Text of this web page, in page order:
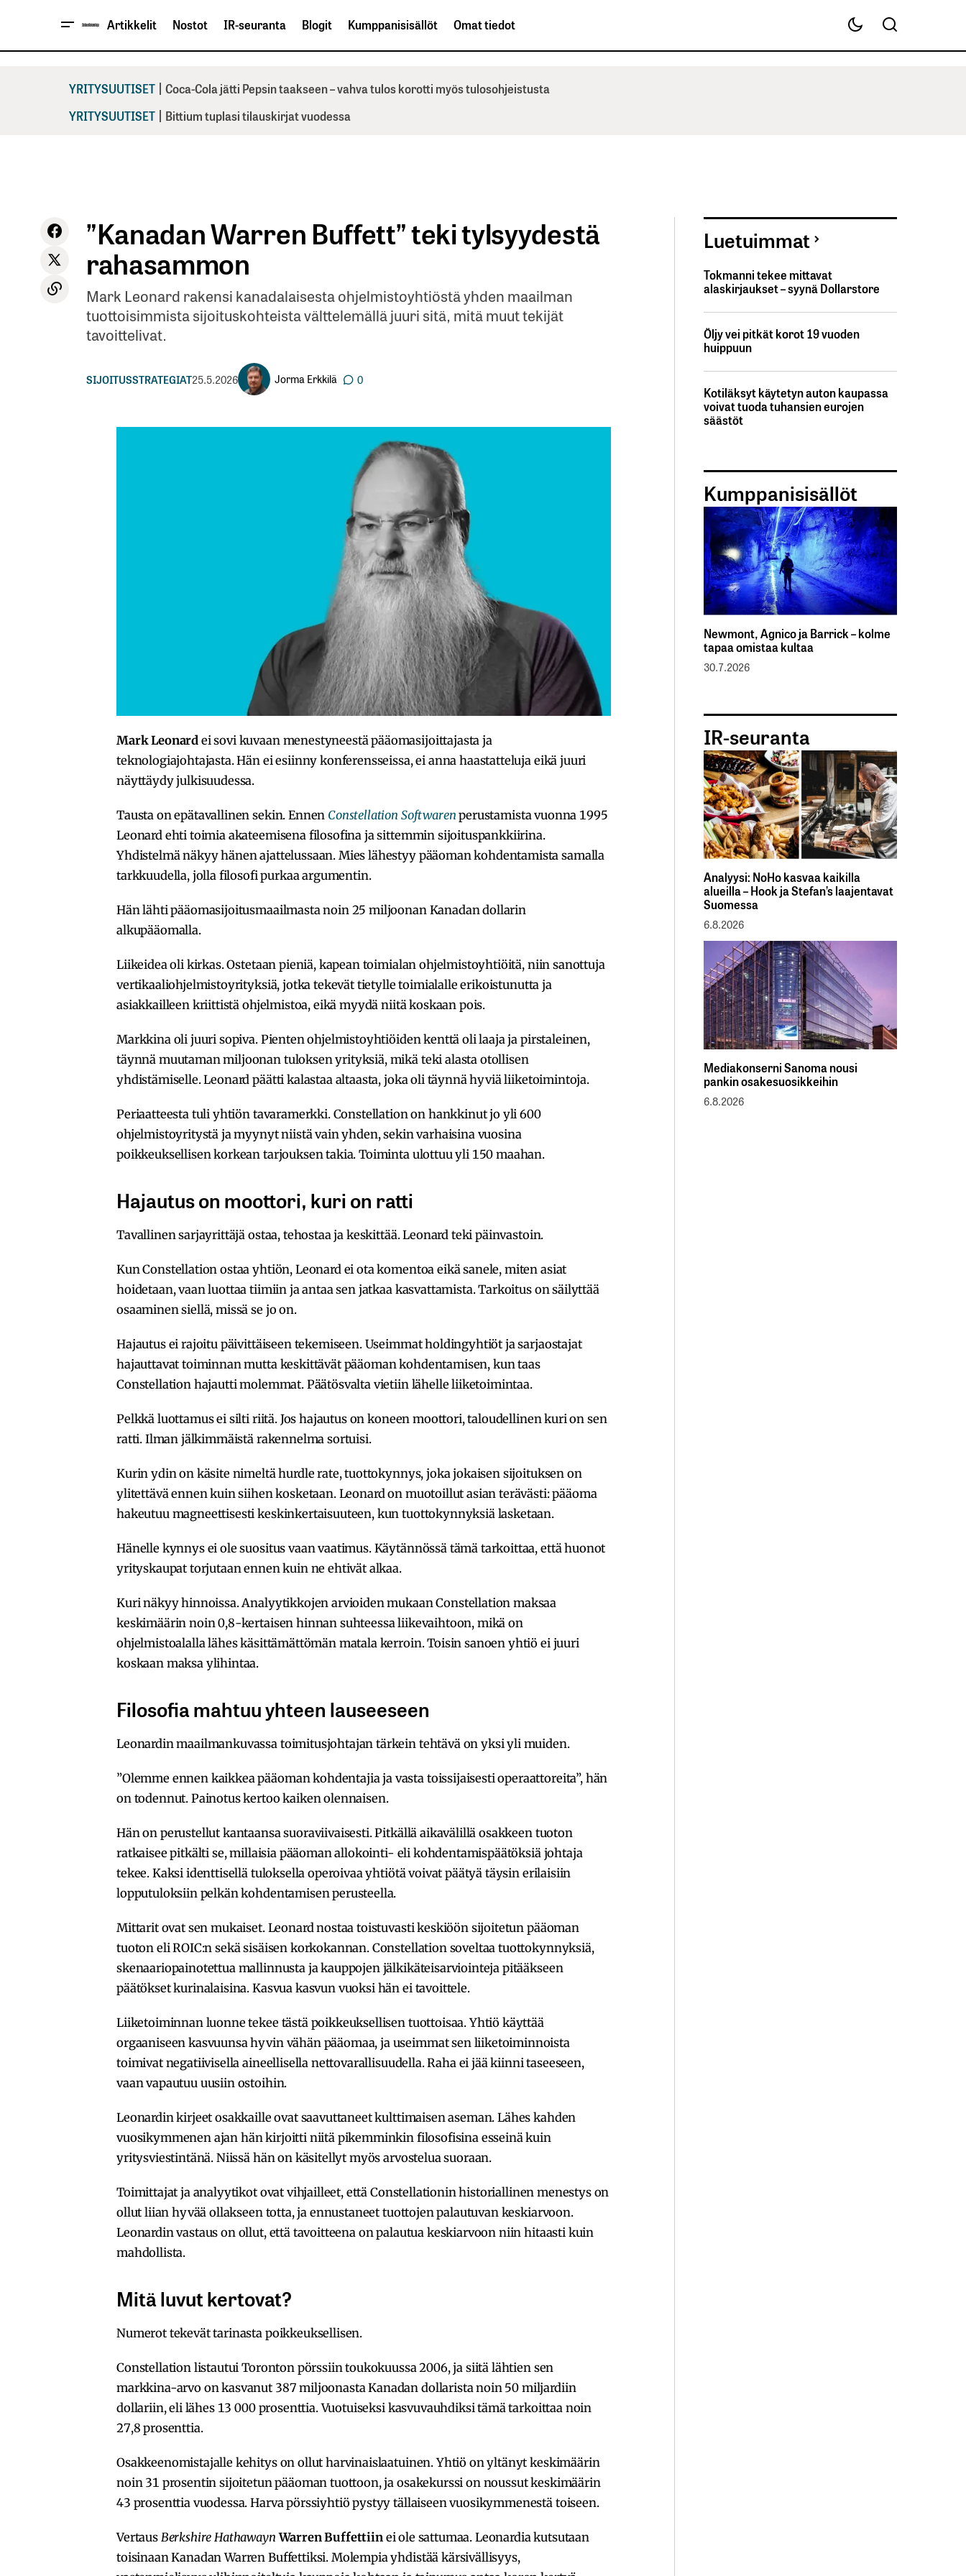
Artikkelit Nostot IR-seuranta Blogit Kumppanisisällöt Omat tiedot
YRITYSUUTISET | Coca-Cola jätti Pepsin taakseen – vahva tulos korotti myös tulosohjeistusta
YRITYSUUTISET | Bittium tuplasi tilauskirjat vuodessa
”Kanadan Warren Buffett” teki tylsyydestä
rahasammon
Mark Leonard rakensi kanadalaisesta ohjelmistoyhtiöstä yhden maailman
tuottoisimmista sijoituskohteista välttelemällä juuri sitä, mitä muut tekijät
tavoittelivat.
SIJOITUSSTRATEGIAT25.5.2026 Jorma Erkkilä 0
Mark Leonard ei sovi kuvaan menestyneestä pääomasijoittajasta ja
teknologiajohtajasta. Hän ei esiinny konferensseissa, ei anna haastatteluja eikä juuri
näyttäydy julkisuudessa.
Tausta on epätavallinen sekin. Ennen Constellation Softwaren perustamista vuonna 1995
Leonard ehti toimia akateemisena filosofina ja sittemmin sijoituspankkiirina.
Yhdistelmä näkyy hänen ajattelussaan. Mies lähestyy pääoman kohdentamista samalla
tarkkuudella, jolla filosofi purkaa argumentin.
Hän lähti pääomasijoitusmaailmasta noin 25 miljoonan Kanadan dollarin
alkupääomalla.
Liikeidea oli kirkas. Ostetaan pieniä, kapean toimialan ohjelmistoyhtiöitä, niin sanottuja
vertikaaliohjelmistoyrityksiä, jotka tekevät tietylle toimialalle erikoistunutta ja
asiakkailleen kriittistä ohjelmistoa, eikä myydä niitä koskaan pois.
Markkina oli juuri sopiva. Pienten ohjelmistoyhtiöiden kenttä oli laaja ja pirstaleinen,
täynnä muutaman miljoonan tuloksen yrityksiä, mikä teki alasta otollisen
yhdistämiselle. Leonard päätti kalastaa altaasta, joka oli täynnä hyviä liiketoimintoja.
Periaatteesta tuli yhtiön tavaramerkki. Constellation on hankkinut jo yli 600
ohjelmistoyritystä ja myynyt niistä vain yhden, sekin varhaisina vuosina
poikkeuksellisen korkean tarjouksen takia. Toiminta ulottuu yli 150 maahan.
Hajautus on moottori, kuri on ratti
Tavallinen sarjayrittäjä ostaa, tehostaa ja keskittää. Leonard teki päinvastoin.
Kun Constellation ostaa yhtiön, Leonard ei ota komentoa eikä sanele, miten asiat
hoidetaan, vaan luottaa tiimiin ja antaa sen jatkaa kasvattamista. Tarkoitus on säilyttää
osaaminen siellä, missä se jo on.
Hajautus ei rajoitu päivittäiseen tekemiseen. Useimmat holdingyhtiöt ja sarjaostajat
hajauttavat toiminnan mutta keskittävät pääoman kohdentamisen, kun taas
Constellation hajautti molemmat. Päätösvalta vietiin lähelle liiketoimintaa.
Pelkkä luottamus ei silti riitä. Jos hajautus on koneen moottori, taloudellinen kuri on sen
ratti. Ilman jälkimmäistä rakennelma sortuisi.
Kurin ydin on käsite nimeltä hurdle rate, tuottokynnys, joka jokaisen sijoituksen on
ylitettävä ennen kuin siihen kosketaan. Leonard on muotoillut asian terävästi: pääoma
hakeutuu magneettisesti keskinkertaisuuteen, kun tuottokynnyksiä lasketaan.
Hänelle kynnys ei ole suositus vaan vaatimus. Käytännössä tämä tarkoittaa, että huonot
yrityskaupat torjutaan ennen kuin ne ehtivät alkaa.
Kuri näkyy hinnoissa. Analyytikkojen arvioiden mukaan Constellation maksaa
keskimäärin noin 0,8-kertaisen hinnan suhteessa liikevaihtoon, mikä on
ohjelmistoalalla lähes käsittämättömän matala kerroin. Toisin sanoen yhtiö ei juuri
koskaan maksa ylihintaa.
Filosofia mahtuu yhteen lauseeseen
Leonardin maailmankuvassa toimitusjohtajan tärkein tehtävä on yksi yli muiden.
”Olemme ennen kaikkea pääoman kohdentajia ja vasta toissijaisesti operaattoreita”, hän
on todennut. Painotus kertoo kaiken olennaisen.
Hän on perustellut kantaansa suoraviivaisesti. Pitkällä aikavälillä osakkeen tuoton
ratkaisee pitkälti se, millaisia pääoman allokointi- eli kohdentamispäätöksiä johtaja
tekee. Kaksi identtisellä tuloksella operoivaa yhtiötä voivat päätyä täysin erilaisiin
lopputuloksiin pelkän kohdentamisen perusteella.
Mittarit ovat sen mukaiset. Leonard nostaa toistuvasti keskiöön sijoitetun pääoman
tuoton eli ROIC:n sekä sisäisen korkokannan. Constellation soveltaa tuottokynnyksiä,
skenaariopainotettua mallinnusta ja kauppojen jälkikäteisarviointeja pitääkseen
päätökset kurinalaisina. Kasvua kasvun vuoksi hän ei tavoittele.
Liiketoiminnan luonne tekee tästä poikkeuksellisen tuottoisaa. Yhtiö käyttää
orgaaniseen kasvuunsa hyvin vähän pääomaa, ja useimmat sen liiketoiminnoista
toimivat negatiivisella aineellisella nettovarallisuudella. Raha ei jää kiinni taseeseen,
vaan vapautuu uusiin ostoihin.
Leonardin kirjeet osakkaille ovat saavuttaneet kulttimaisen aseman. Lähes kahden
vuosikymmenen ajan hän kirjoitti niitä pikemminkin filosofisina esseinä kuin
yritysviestintänä. Niissä hän on käsitellyt myös arvostelua suoraan.
Toimittajat ja analyytikot ovat vihjailleet, että Constellationin historiallinen menestys on
ollut liian hyvää ollakseen totta, ja ennustaneet tuottojen palautuvan keskiarvoon.
Leonardin vastaus on ollut, että tavoitteena on palautua keskiarvoon niin hitaasti kuin
mahdollista.
Mitä luvut kertovat?
Numerot tekevät tarinasta poikkeuksellisen.
Constellation listautui Toronton pörssiin toukokuussa 2006, ja siitä lähtien sen
markkina-arvo on kasvanut 387 miljoonasta Kanadan dollarista noin 50 miljardiin
dollariin, eli lähes 13 000 prosenttia. Vuotuiseksi kasvuvauhdiksi tämä tarkoittaa noin
27,8 prosenttia.
Osakkeenomistajalle kehitys on ollut harvinaislaatuinen. Yhtiö on yltänyt keskimäärin
noin 31 prosentin sijoitetun pääoman tuottoon, ja osakekurssi on noussut keskimäärin
43 prosenttia vuodessa. Harva pörssiyhtiö pystyy tällaiseen vuosikymmenestä toiseen.
Vertaus Berkshire Hathawayn Warren Buffettiinei ole sattumaa. Leonardia kutsutaan
toisinaan Kanadan Warren Buffettiksi. Molempia yhdistää kärsivällisyys,
Luetuimmat
Tokmanni tekee mittavat
alaskirjaukset – syynä Dollarstore
Öljy vei pitkät korot 19 vuoden
huippuun
Kotiläksyt käytetyn auton kaupassa
voivat tuoda tuhansien eurojen
säästöt
Kumppanisisällöt
Newmont, Agnico ja Barrick – kolme
tapaa omistaa kultaa
30.7.2026
IR-seuranta
Analyysi: NoHo kasvaa kaikilla
alueilla – Hook ja Stefan’s laajentavat
Suomessa
6.8.2026
Mediakonserni Sanoma nousi
pankin osakesuosikkeihin
6.8.2026